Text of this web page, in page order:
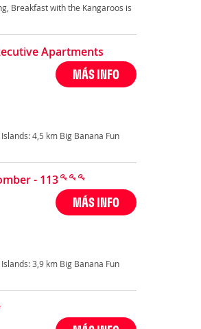
Breakfast with the Kangaroos is
Apartments
MÁS INFO
4,5 km Big Banana Fun
- 113
MÁS INFO
3,9 km Big Banana Fun